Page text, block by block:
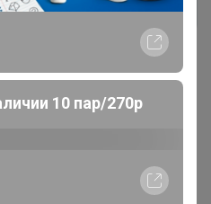
10 пар/270р